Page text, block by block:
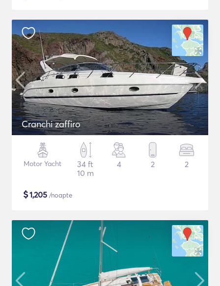
Cranchi zaffiro
Motor Yacht
34 ft
10 m
4 2 2
$1,205 /noapte